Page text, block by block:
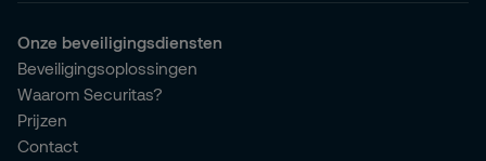
Onze beveiligingsdiensten
Beveiligingsoplossingen
Waarom Securitas?
Prijzen
Contact